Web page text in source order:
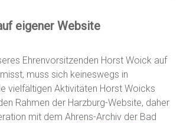
eigener Website
Ehrenvorsitzenden Horst Woick auf
muss sich keineswegs in
vielfältigen Aktivitäten Horst Woicks
Rahmen der Harzburg-Website, daher
mit dem Ahrens-Archiv der Bad